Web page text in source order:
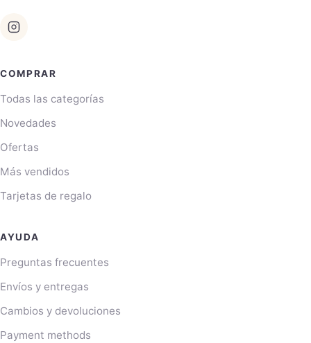
COMPRAR
Todas las categorías
Novedades
Ofertas
Más vendidos
Tarjetas de regalo
AYUDA
Preguntas frecuentes
Envíos y entregas
Cambios y devoluciones
Payment methods